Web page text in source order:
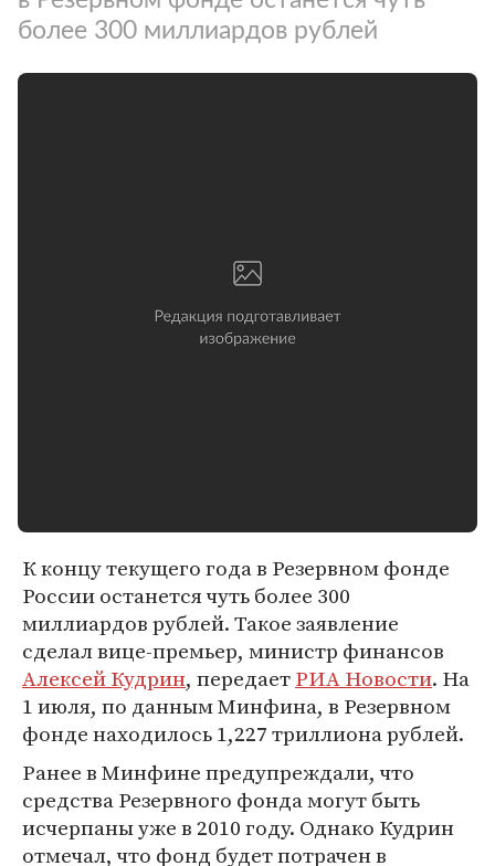
более 300 миллиардов рублей
К концу текущего года в Резервном фонде
России останется чуть более 300
миллиардов рублей. Такое заявление
сделал вице-премьер, министр финансов
Алексей Кудрин, передаетРИА Новости. На
1 июля, по данным Минфина, в Резервном
фонде находилось 1,227 триллиона рублей.
Ранее в Минфине предупреждали, что
средства Резервного фонда могут быть
исчерпаны уже в 2010 году. Однако Кудрин
отмечал, что фонд будет потрачен в